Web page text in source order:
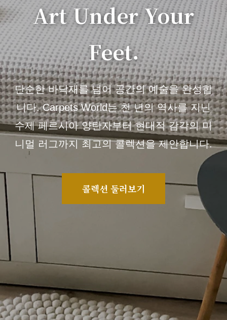
Art Under Your
Feet.
단순한 바닥재를 넘어 공간의 예술을 완성합
니다. Carpets World는 천 년의 역사를 지닌
수제 페르시아 양탄자부터 현대적 감각의 미
니멀 러그까지 최고의 콜렉션을 제안합니다.
콜렉션 둘러보기